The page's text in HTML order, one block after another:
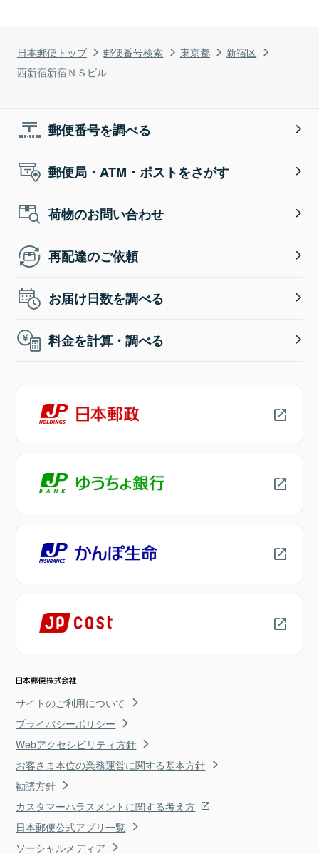
日本郵便トップ 郵便番号検索 東京都
新宿区
西新宿新宿ＮＳビル
郵便番号を調べる
郵便局・ATM・ポストをさがす
荷物のお問い合わせ
再配達のご依頼
お届け日数を調べる
料金を計算・調べる
サイトのご利用について
プライバシーポリシー
Webアクセシビリティ方針
お客さま本位の業務運営に関する基本方針
勧誘方針
カスタマーハラスメントに関する考え方
日本郵便公式アプリ一覧
ソーシャルメディア